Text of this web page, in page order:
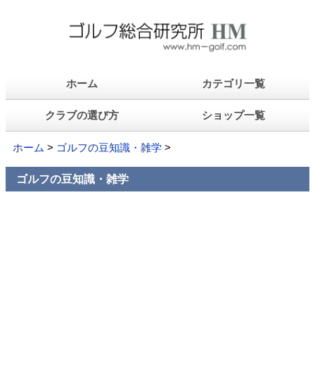
ホーム カテゴリ一覧
クラブの選び方 ショップ一覧
ホーム > ゴルフの豆知識・雑学 >
ゴルフの豆知識・雑学